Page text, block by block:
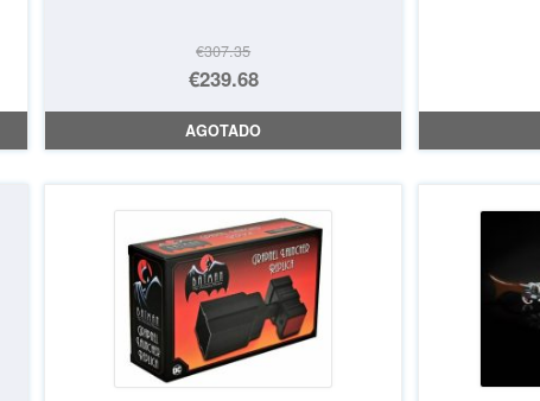
€307.35
El
precio
original
€307.35.
€239.68
El
precio
es:
€239.68.
AGOTADO